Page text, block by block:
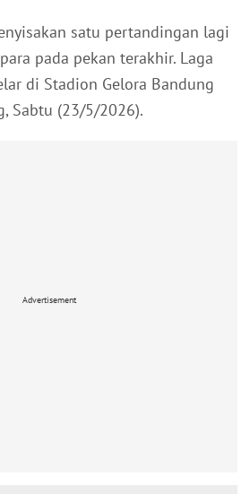
satu pertandingan lagi
pada pekan terakhir. Laga
di Stadion Gelora Bandung
Sabtu (23/5/2026).
Advertisement